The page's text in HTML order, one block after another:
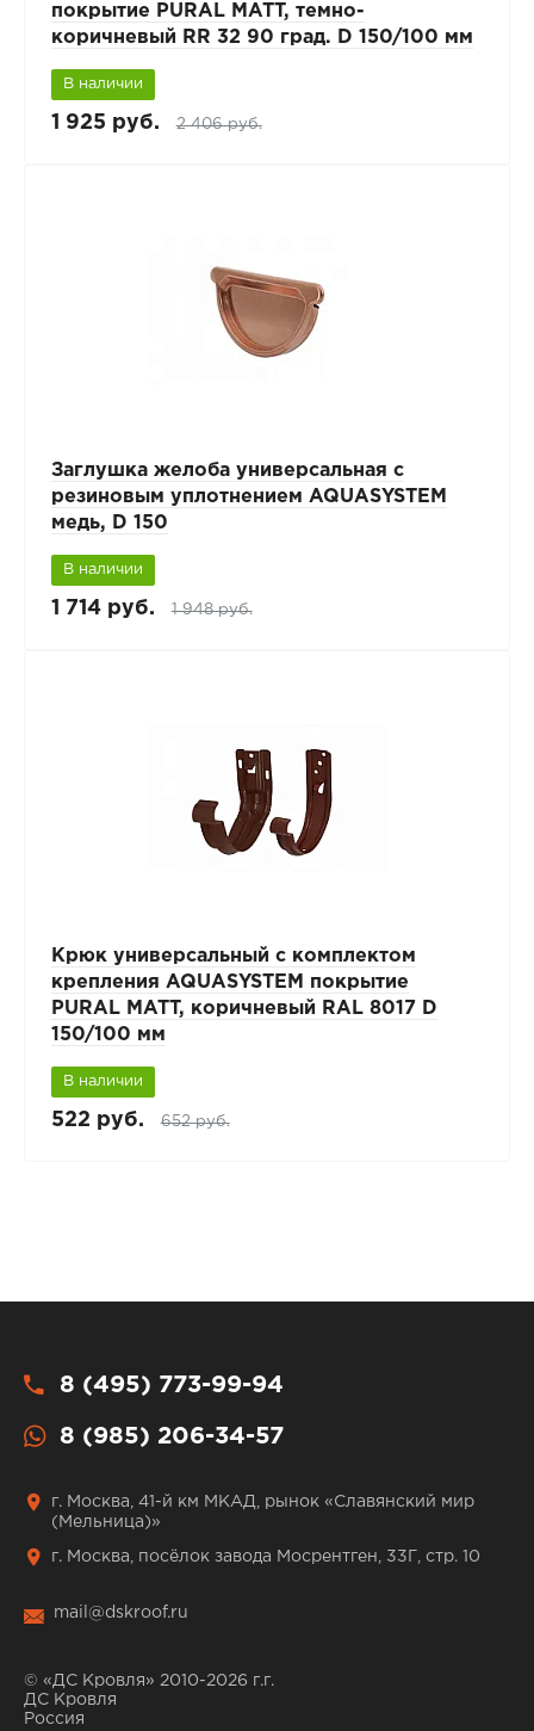
покрытие PURAL MATT, темно-
коричневый RR 32 90 град. D 150/100 мм
В наличии
1 925 руб. 2 406 руб.
Заглушка желоба универсальная с
резиновым уплотнением AQUASYSTEM
медь, D 150
В наличии
1 714 руб. 1 948 руб.
Крюк универсальный с комплектом
крепления AQUASYSTEM покрытие
PURAL MATT, коричневый RAL 8017 D
150/100 мм
В наличии
522 руб. 652 руб.
8 (495) 773-99-94
8 (985) 206-34-57
г. Москва, 41-й км МКАД, рынок «Славянский мир
(Мельница)»
г. Москва, посёлок завода Мосрентген, 33Г, стр. 10
mail@dskroof.ru
© «ДС Кровля» 2010-2026 г.г.
ДС Кровля
Россия